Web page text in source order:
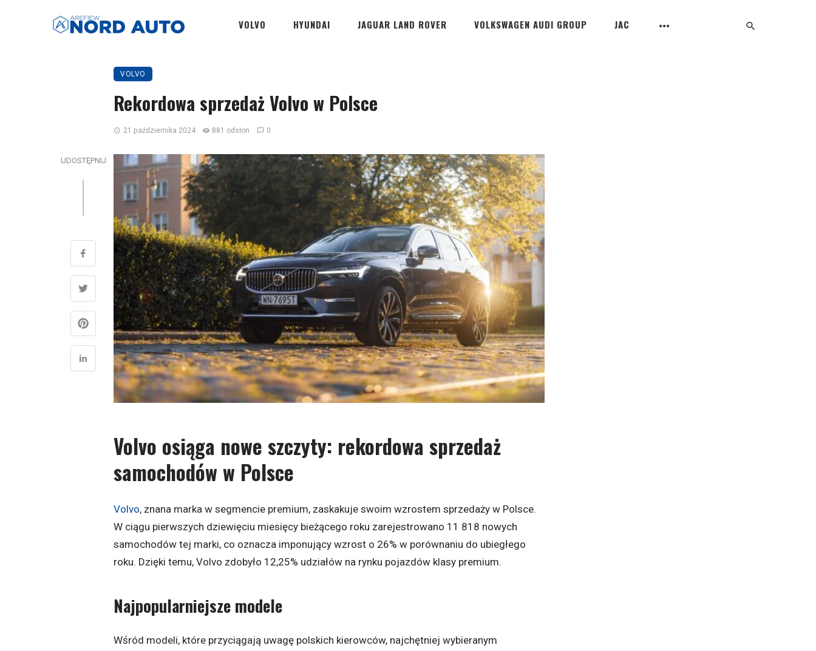
VOLVO HYUNDAI JAGUAR LAND ROVER VOLKSWAGEN AUDI GROUP JAC
VOLVO
Rekordowa sprzedaż Volvo w Polsce
21 października 2024 881 odsłon 0
UDOSTĘPNIJ
Volvo osiąga nowe szczyty: rekordowa sprzedaż
samochodów w Polsce
Volvo, znana marka w segmencie premium, zaskakuje swoim wzrostem sprzedaży w Polsce.
W ciągu pierwszych dziewięciu miesięcy bieżącego roku zarejestrowano 11 818 nowych
samochodów tej marki, co oznacza imponujący wzrost o 26% w porównaniu do ubiegłego
roku. Dzięki temu, Volvo zdobyło 12,25% udziałów na rynku pojazdów klasy premium.
Najpopularniejsze modele
Wśród modeli, które przyciągają uwagę polskich kierowców, najchętniej wybieranym